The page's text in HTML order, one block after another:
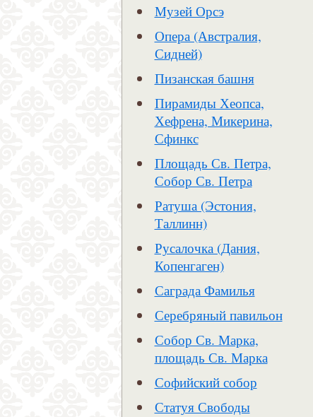
Музей Орсэ
Опера (Австралия,
Сидней)
Пизанская башня
Пирамиды Хеопса,
Хефрена, Микерина,
Сфинкс
Площадь Св. Петра,
Собор Св. Петра
Ратуша (Эстония,
Таллинн)
Русалочка (Дания,
Копенгаген)
Саграда Фамилья
Серебряный павильон
Собор Св. Марка,
площадь Св. Марка
Софийский собор
Статуя Свободы